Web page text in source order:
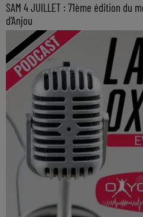
SAM 4 JUILLET : 71ème édition du
d'Anjou